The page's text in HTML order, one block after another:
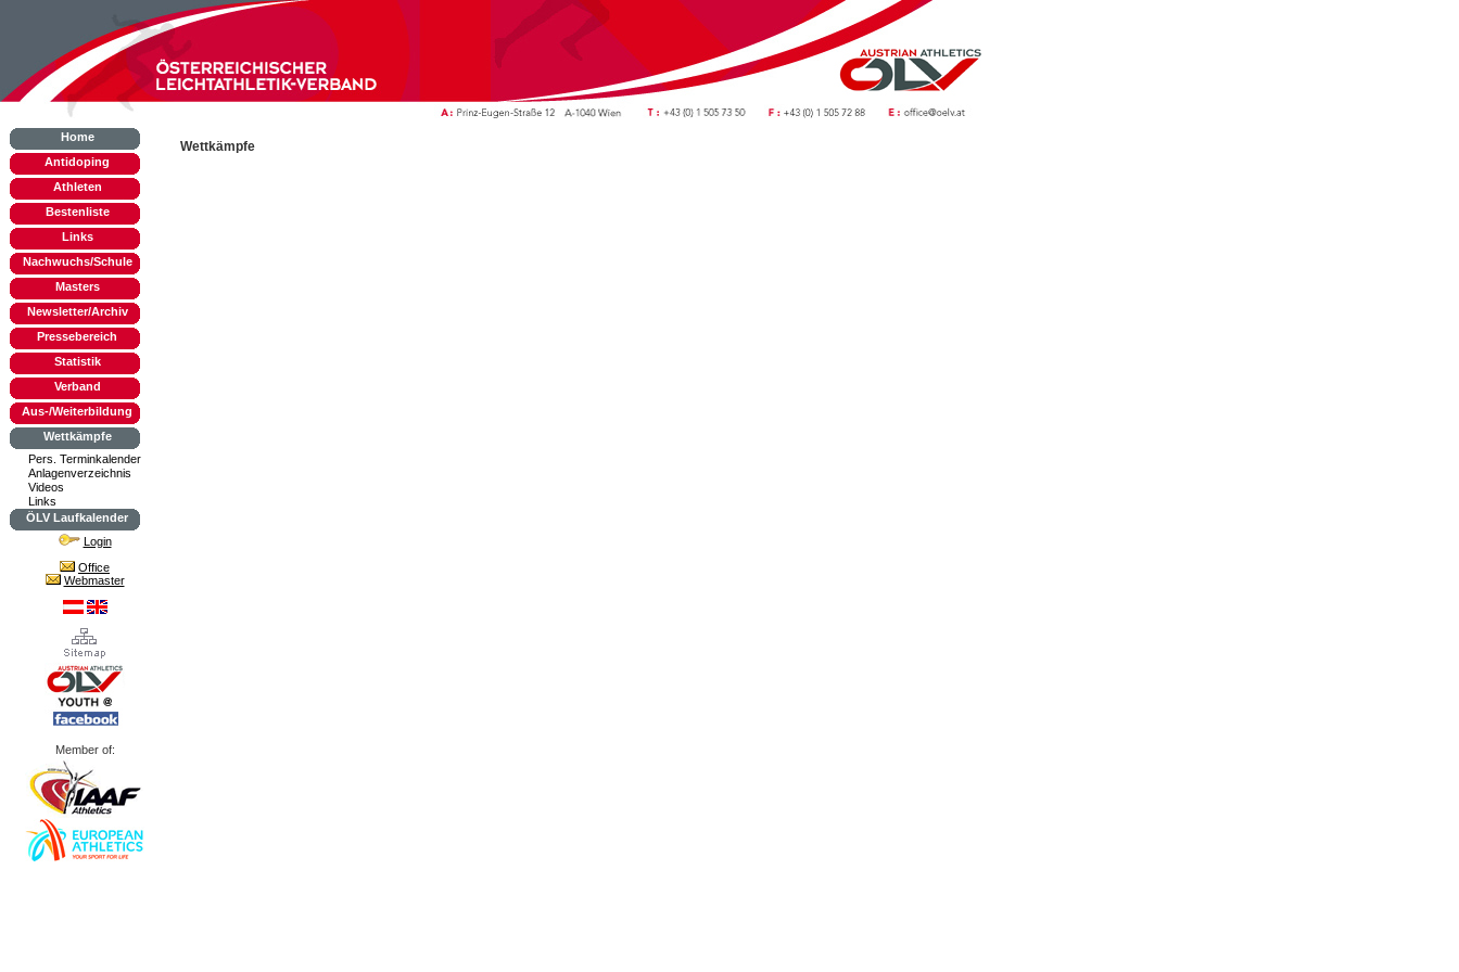
Home
Antidoping
Athleten
Bestenliste
Links
Nachwuchs/Schule
Masters
Newsletter/Archiv
Pressebereich
Statistik
Verband
Aus-/Weiterbildung
Wettkämpfe
Pers. Terminkalender
Anlagenverzeichnis
Videos
Links
ÖLV Laufkalender
Login
Office
Webmaster
Member of:
Wettkämpfe